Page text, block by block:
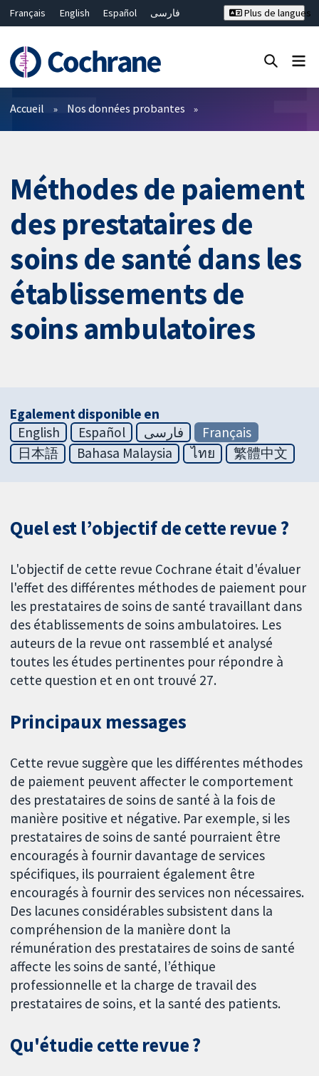
Français English Español
فارسی
Bahasa Malaysia
ไทย
繁體中文
简体中文
Plus de langues
Filtres
Accueil Nos données probantes
Méthodes de paiement
des prestataires de
soins de santé dans les
établissements de
soins ambulatoires
Egalement disponible en
English
Español فارسی
Français
日本語
Bahasa Malaysia ไทย 繁體中文
Quel est l’objectif de cette revue ?
L'objectif de cette revue Cochrane était d'évaluer
l'effet des différentes méthodes de paiement pour
les prestataires de soins de santé travaillant dans
des établissements de soins ambulatoires. Les
auteurs de la revue ont rassemblé et analysé
toutes les études pertinentes pour répondre à
cette question et en ont trouvé 27.
Principaux messages
Cette revue suggère que les différentes méthodes
de paiement peuvent affecter le comportement
des prestataires de soins de santé à la fois de
manière positive et négative. Par exemple, si les
prestataires de soins de santé pourraient être
encouragés à fournir davantage de services
spécifiques, ils pourraient également être
encouragés à fournir des services non nécessaires.
Des lacunes considérables subsistent dans la
compréhension de la manière dont la
rémunération des prestataires de soins de santé
affecte les soins de santé, l’éthique
professionnelle et la charge de travail des
prestataires de soins, et la santé des patients.
Qu'étudie cette revue ?